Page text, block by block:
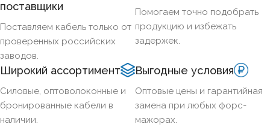
ОГНЕСТОЙКИЙ
НАЛИЧИЕ ЭКРАНА
БРОНИРОВАННЫЙ
поставщики
Поставляем кабель только от
проверенных российских
заводов.
Помогаем точно подобрать
продукцию и избежать
задержек.
Широкий ассортимент
Силовые, оптоволоконные и
бронированные кабели в
наличии.
Выгодные условия
Оптовые цены и гарантийная
замена при любых форс-
мажорах.